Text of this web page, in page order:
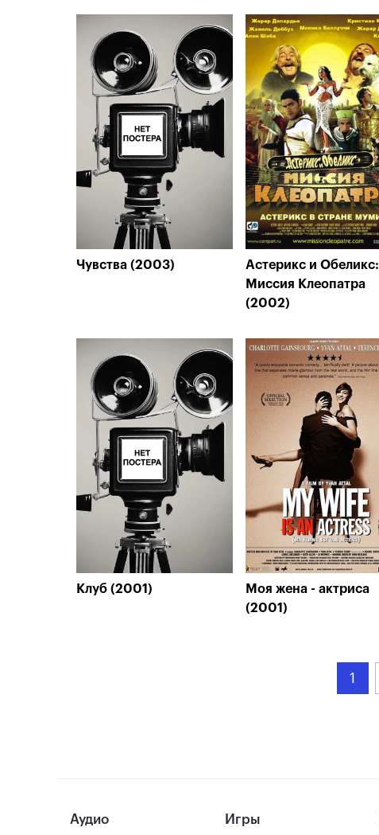
Чувства (2003)
Астерикс и Обеликс:
Миссия Клеопатра
(2002)
Клуб (2001)
Моя жена - актриса
(2001)
1
Аудио Игры